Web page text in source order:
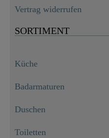
Vertrag widerrufen
SORTIMENT
Küche
Badarmaturen
Duschen
Toiletten